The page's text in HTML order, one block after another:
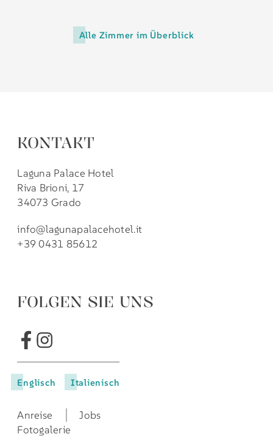
Alle Zimmer im Überblick
KONTAKT
Laguna Palace Hotel
Riva Brioni, 17
34073 Grado
info@lagunapalacehotel.it
+39 0431 85612
FOLGEN SIE UNS
Englisch Italienisch
Anreise
Jobs
Fotogalerie